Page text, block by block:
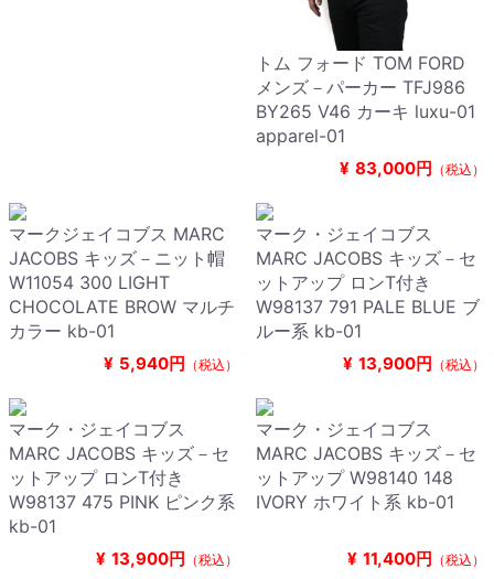
トム フォード TOM FORD
メンズ－パーカー TFJ986
BY265 V46 カーキ luxu-01
apparel-01
¥ 83,000円 （税込）
マークジェイコブス MARC
JACOBS キッズ－ニット帽
W11054 300 LIGHT
CHOCOLATE BROW マルチ
カラー kb-01
¥ 5,940円 （税込）
マーク・ジェイコブス
MARC JACOBS キッズ－セ
ットアップ ロンT付き
W98137 791 PALE BLUE ブ
ルー系 kb-01
¥ 13,900円 （税込）
マーク・ジェイコブス
MARC JACOBS キッズ－セ
ットアップ ロンT付き
W98137 475 PINK ピンク系
kb-01
¥ 13,900円 （税込）
マーク・ジェイコブス
MARC JACOBS キッズ－セ
ットアップ W98140 148
IVORY ホワイト系 kb-01
¥ 11,400円 （税込）